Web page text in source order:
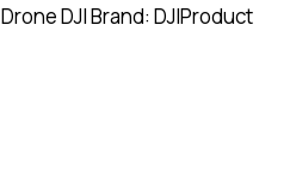
Drone DJIBrand: DJIProduct